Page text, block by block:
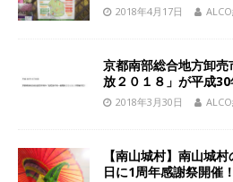
2018年4月17日
京都南部総合地方卸
放２０１８」が平成
2018年3月30日
【南山城村】南山城
日に1周年感謝祭開催！